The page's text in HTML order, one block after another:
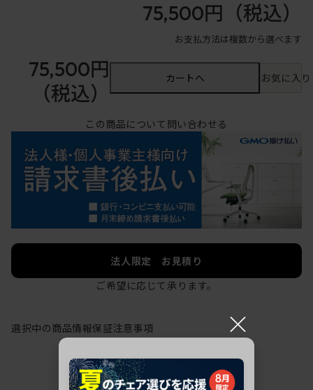
75,500円 （税込）
お支払方法は複数から選べます
75,500円
（税込）
カートへ お気に入
この商品について問い合わせる
法人限定 お見積り
ご希望に応じて承ります。
選択中の商品情報保証注意事項 ×